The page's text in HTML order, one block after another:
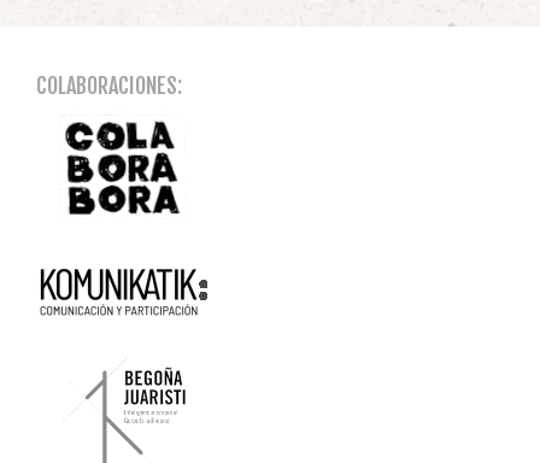
COLABORACIONES: